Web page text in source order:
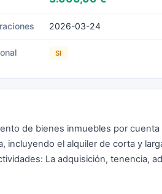
2026-03-24
SI
de bienes inmuebles por
incluyendo el alquiler de corta y
La adquisición, tenencia,